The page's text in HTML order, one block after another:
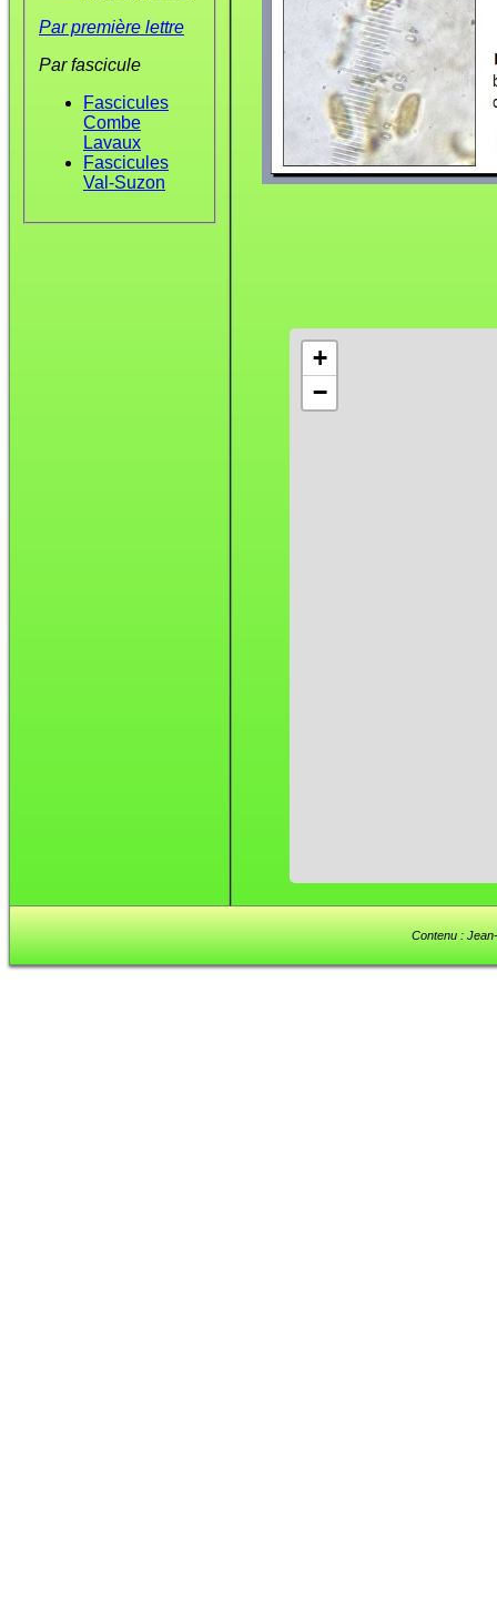
Par première lettre
Par fascicule
Fascicules
Combe
Lavaux
Fascicules
Val-Suzon
+
−
Contenu :